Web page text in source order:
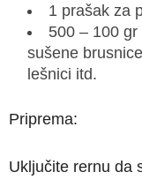
1 prašak za
500 – 100
sušene
lešnici itd.
Priprema:
Uključite rernu da